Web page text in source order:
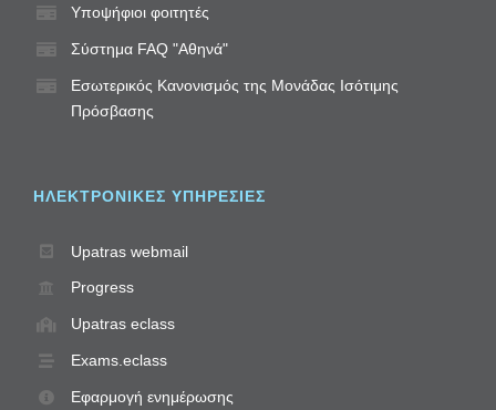
Υποψήφιοι φοιτητές
Σύστημα FAQ "Αθηνά"
Εσωτερικός Κανονισμός της Μονάδας Ισότιμης
Πρόσβασης
ΗΛΕΚΤΡΟΝΙΚΈΣ ΥΠΗΡΕΣΊΕΣ
Upatras webmail
Progress
Upatras eclass
Exams.eclass
Εφαρμογή ενημέρωσης